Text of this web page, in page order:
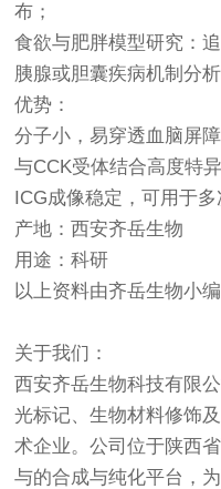
布；
食欲与肥胖模型研究：
胰腺或胆囊疾病机制分析
优势：
分子小，易穿透血脑屏障
与CCK受体结合高度特异
ICG成像稳定，可用于
产地：西安齐岳生物
用途：科研
以上资料由齐岳生物小
关于我们：
西安齐岳生物科技有限
光标记、生物材料修饰
术企业。公司位于陕西
与的合成与纯化平台，